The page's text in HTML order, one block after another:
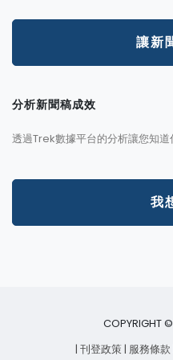
讓新
分析新聞稿成效
透過Trek數據平台的分析讓您知
我
COPYRIGHT
| 刊登政策| 服務條款